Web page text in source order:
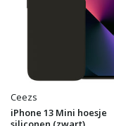
Ceezs
iPhone 13 Mini hoesje